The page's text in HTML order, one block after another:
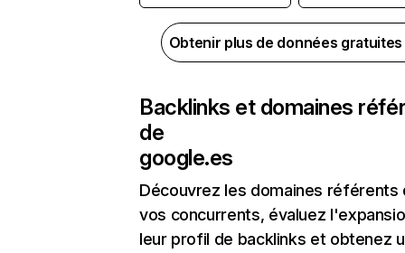
Obtenir plus de données
Backlinks et domaines
de
google.es
Découvrez les domaines référents
vos concurrents, évaluez
leur profil de backlinks et obtenez